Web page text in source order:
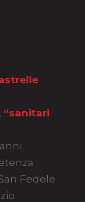
, “sanitari
Fedele